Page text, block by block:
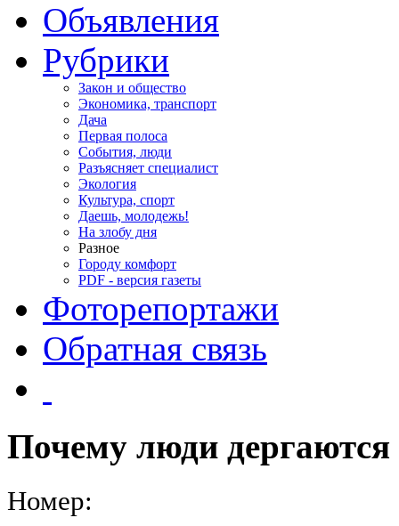
Объявления
Рубрики
Закон и общество
Экономика, транспорт
Дача
Первая полоса
События, люди
Разъясняет специалист
Экология
Культура, спорт
Даешь, молодежь!
На злобу дня
Разное
Городу комфорт
PDF - версия газеты
Фоторепортажи
Обратная связь
Почему люди дергаются
Номер: